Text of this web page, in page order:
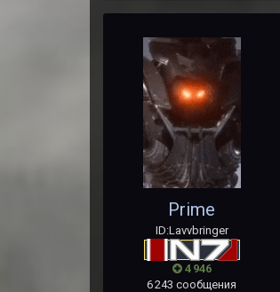
Primе
ID:Lavvbringer
4 946
6 243 сообщения